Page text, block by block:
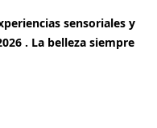
sensoriales y
. La belleza siempre